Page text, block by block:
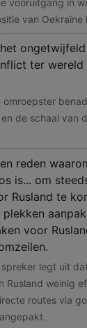
vooruitgang in
van
ter wereld
omroepster
de schaal van
reden
is... om
Rusland te
voor
spreker legt uit
Rusland weinig
routes via